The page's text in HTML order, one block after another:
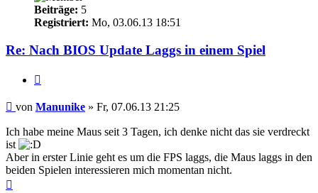
Beiträge: 5
Registriert: Mo, 03.06.13 18:51
Re: Nach BIOS Update Laggs in einem Spiel
Beitrag
von Manunike » Fr, 07.06.13 21:25
Ich habe meine Maus seit 3 Tagen, ich denke nicht das sie verdreckt
ist
Aber in erster Linie geht es um die FPS laggs, die Maus laggs in den
beiden Spielen interessieren mich momentan nicht.